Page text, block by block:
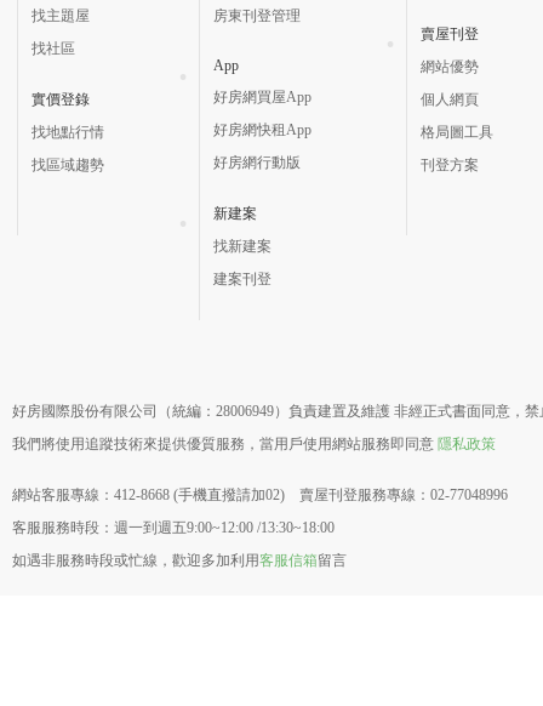
找主題屋
找社區
實價登錄
找地點行情
找區域趨勢
房東刊登管理
App
好房網買屋App
好房網快租App
好房網行動版
新建案
找新建案
建案刊登
賣屋刊登
網站優勢
個人網頁
格局圖工具
刊登方案
好房國際股份有限公司（統編：28006949）負責建置及維護 非經正式書面同意，
我們將使用追蹤技術來提供優質服務，當用戶使用網站服務即同意 隱私政策
網站客服專線：412-8668 (手機直撥請加02) 賣屋刊登服務專線：02-77048996
客服服務時段：週一到週五9:00~12:00 /13:30~18:00
如遇非服務時段或忙線，歡迎多加利用客服信箱留言